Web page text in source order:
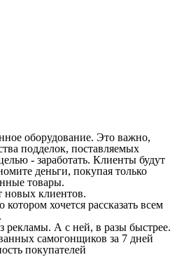
оборудование. Это важно,
подделок, поставляемых
- заработать. Клиенты будут
деньги, покупая только
товары.
новых клиентов.
хочется рассказать всем
рекламы. А с ней, в разы быстрее.
самогонщиков за 7 дней
покупателей